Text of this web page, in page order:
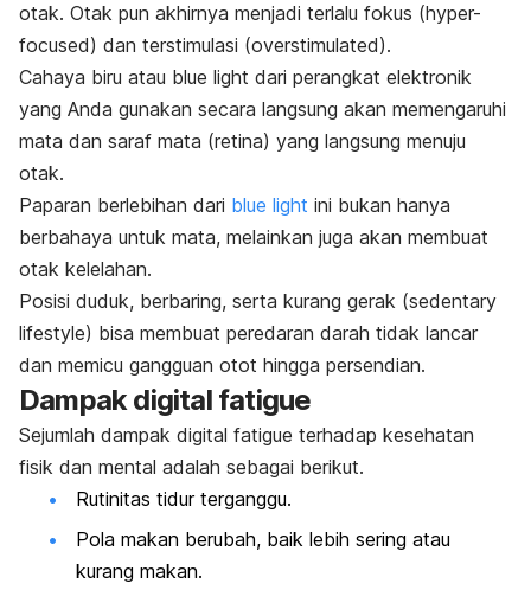
otak. Otak pun akhirnya menjadi terlalu fokus (hyper-
focused) dan terstimulasi (overstimulated).
Cahaya biru atau blue light dari perangkat elektronik
yang Anda gunakan secara langsung akan memengaruhi
mata dan saraf mata (retina) yang langsung menuju
otak.
Paparan berlebihan dari blue light ini bukan hanya
berbahaya untuk mata, melainkan juga akan membuat
otak kelelahan.
Posisi duduk, berbaring, serta kurang gerak (sedentary
lifestyle) bisa membuat peredaran darah tidak lancar
dan memicu gangguan otot hingga persendian.
Dampakdigital fatigue
Sejumlah dampak digital fatigue terhadap kesehatan
fisik dan mental adalah sebagai berikut.
Rutinitas tidur terganggu.
Pola makan berubah, baik lebih sering atau
kurang makan.